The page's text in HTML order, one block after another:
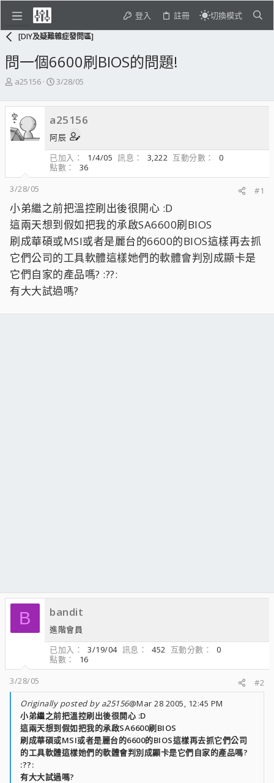
登入 註冊 切換模式
[DIY及疑難雜症發問區]
問一個6600刷BIOS的問題!
主
發
起
人
a25156
開
日
期
3/28/05
a25156
阿辰
已加入
1/4/05 訊息 3,222 互動分數
0
點數
36
3/28/05
#1
小弟繼之前把溫控刷出後很開心 :D
這兩天想到假如把我的承啟SA6600刷BIOS
刷成華碩或MSI或者是麗台的6600的BIOS這樣再去抓
它們公司的工具軟體這樣她們的軟體會判別成顯卡是
它們自家的產品嗎? :??:
有大大試過嗎?
B bandit
進階會員
已加入
3/19/04 訊息 452 互動分數
0
點數
16
3/28/05
#2
Originally posted by a25156@Mar 28 2005, 12:45 PM
小弟繼之前把溫控刷出後很開心 :D
這兩天想到假如把我的承啟SA6600刷BIOS
刷成華碩或MSI或者是麗台的6600的BIOS這樣再去抓它們公司
的工具軟體這樣她們的軟體會判別成顯卡是它們自家的產品嗎?
:??:
有大大試過嗎?